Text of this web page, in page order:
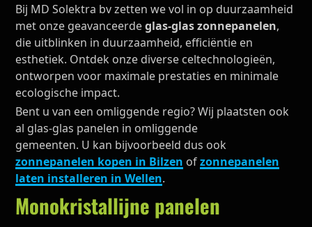
Bij MD Solektra bv zetten we vol in op duurzaamheid
met onze geavanceerdeglas-glas zonnepanelen,
die uitblinken in duurzaamheid, efficiëntie en
esthetiek. Ontdek onze diverse celtechnologieën,
ontworpen voor maximale prestaties en minimale
ecologische impact.
Bent u van een omliggende regio? Wij plaatsten ook
al glas-glas panelen in omliggende
gemeenten. U kan bijvoorbeeld dus ook
zonnepanelen kopen in Bilzen ofzonnepanelen
laten installeren in Wellen.
Monokristallijne panelen